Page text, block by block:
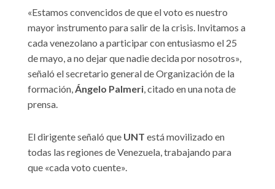
«Estamos convencidos de que el voto es nuestro
mayor instrumento para salir de la crisis. Invitamos a
cada venezolano a participar con entusiasmo el 25
de mayo, a no dejar que nadie decida por nosotros»,
señaló el secretario general de Organización de la
formación,Ángelo Palmeri, citado en una nota de
prensa.
El dirigente señaló que UNT está movilizado en
todas las regiones de Venezuela, trabajando para
que «cada voto cuente».